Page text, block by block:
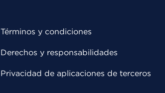
Términos y condiciones
Derechos y responsabilidades
Privacidad de aplicaciones de terceros